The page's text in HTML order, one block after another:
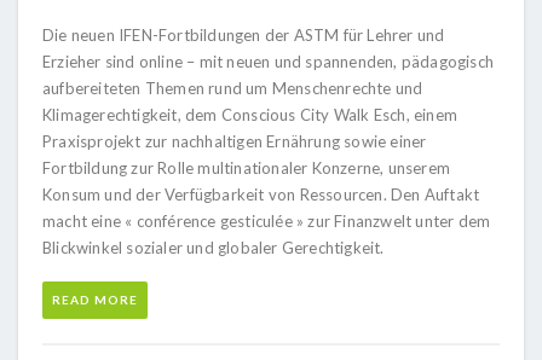
Die neuen IFEN-Fortbildungen der ASTM für Lehrer und
Erzieher sind online – mit neuen und spannenden, pädagogisch
aufbereiteten Themen rund um Menschenrechte und
Klimagerechtigkeit, dem Conscious City Walk Esch, einem
Praxisprojekt zur nachhaltigen Ernährung sowie einer
Fortbildung zur Rolle multinationaler Konzerne, unserem
Konsum und der Verfügbarkeit von Ressourcen. Den Auftakt
macht eine « conférence gesticulée » zur Finanzwelt unter dem
Blickwinkel sozialer und globaler Gerechtigkeit.
READ MORE